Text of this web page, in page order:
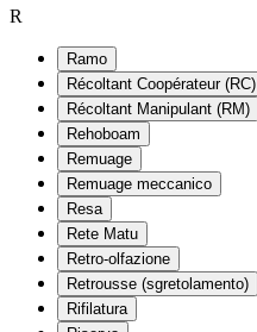
R
Ramo
Récoltant Coopérateur (RC)
Récoltant Manipulant (RM)
Rehoboam
Remuage
Remuage meccanico
Resa
Rete Matu
Retro-olfazione
Retrousse (sgretolamento)
Rifilatura